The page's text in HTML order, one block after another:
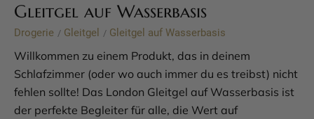
Gleitgel auf Wasserbasis
Drogerie / Gleitgel / Gleitgel auf Wasserbasis
Willkommen zu einem Produkt, das in deinem
Schlafzimmer (oder wo auch immer du es treibst) nicht
fehlen sollte! Das London Gleitgel auf Wasserbasis ist
der perfekte Begleiter für alle, die Wert auf